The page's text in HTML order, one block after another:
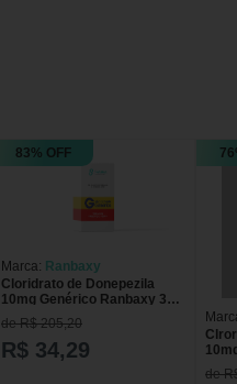
83% OFF
Marca: Ranbaxy
Cloridrato de Donepezila
10mg Genérico Ranbaxy 30
Comprimidos
de R$ 205,20
R$ 34,29
de